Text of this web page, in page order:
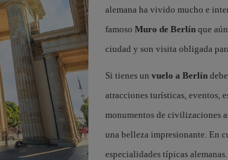
alemana ha vivido mucho e
famoso Muro de Berlínque
ciudad y son visita obligada
Si tienes un vuelo a Berlín
atracciones turísticas, eventos,
monumentos de civilizaciones
una belleza impresionante. En
especialidades típicas